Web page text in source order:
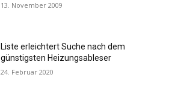
13. November 2009
Liste erleichtert Suche nach dem
günstigsten Heizungsableser
24. Februar 2020